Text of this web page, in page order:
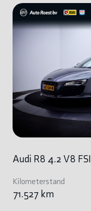
Audi R8 4.2 V8 FSI
Kilometerstand
71.527 km